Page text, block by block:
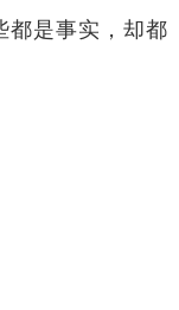
是事实，却都